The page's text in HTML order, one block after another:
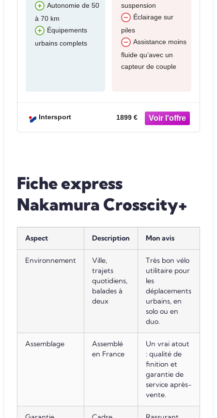
Autonomie de 50
à 70 km
Équipements
urbains complets
suspension
Éclairage sur
piles
Assistance moins
fluide qu’avec un
capteur de couple
Intersport 1899 €
Fiche express
Nakamura Crosscity+
Aspect Description Mon avis
Environnement
Ville,
trajets
quotidiens,
balades à
deux
Très bon vélo
utilitaire pour
les
déplacements
urbains, en
solo ou en
duo.
Assemblage
Assemblé
en France
Un vrai atout
: qualité de
finition et
garantie de
service après-
vente.